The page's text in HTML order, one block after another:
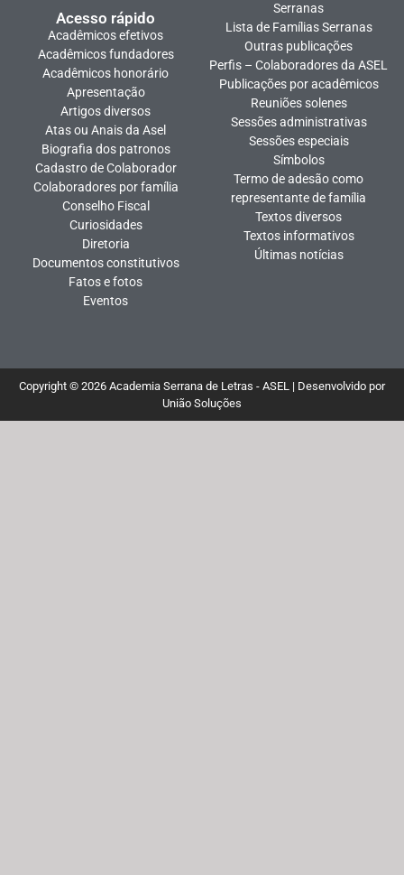
Acesso rápido
Acadêmicos efetivos
Acadêmicos fundadores
Acadêmicos honorário
Apresentação
Artigos diversos
Atas ou Anais da Asel
Biografia dos patronos
Cadastro de Colaborador
Colaboradores por família
Conselho Fiscal
Curiosidades
Diretoria
Documentos constitutivos
Fatos e fotos
Eventos
Serranas
Lista de Famílias Serranas
Outras publicações
Perfis – Colaboradores da ASEL
Publicações por acadêmicos
Reuniões solenes
Sessões administrativas
Sessões especiais
Símbolos
Termo de adesão como
representante de família
Textos diversos
Textos informativos
Últimas notícias
Copyright © 2026 Academia Serrana de Letras - ASEL | Desenvolvido por
União Soluções